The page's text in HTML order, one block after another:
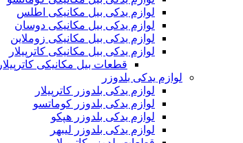
لوازم یدکی بیل مکانیکی اطلس
لوازم یدکی بیل مکانیکی دوسان
لوازم یدکی بیل مکانیکی زوملاین
لوازم یدکی بیل مکانیکی کاترپیلار
قطعات بیل مکانیکی کاترپیلار
لوازم یدکی بلدوزر
لوازم یدکی بلدوزر کاترپیلار
لوازم یدکی بلدوزر کوماتسو
لوازم یدکی بلدوزر هپکو
لوازم یدکی بلدوزر لیبهر